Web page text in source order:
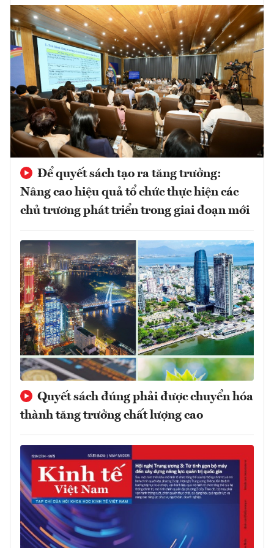
Để quyết sách tạo ra tăng trưởng:
Nâng cao hiệu quả tổ chức thực hiện các
chủ trương phát triển trong giai đoạn mới
Quyết sách đúng phải được chuyển hóa
thành tăng trưởng chất lượng cao